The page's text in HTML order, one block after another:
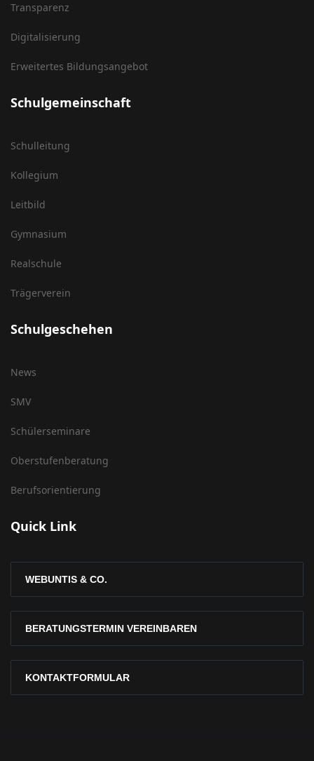
Transparenz
Digitalisierung
Erweitertes Bildungsangebot
Schulgemeinschaft
Schulleitung
Kollegium
Leitbild
Gymnasium
Realschule
Trägerverein
Schulgeschehen
News
SMV
Schülerseminare
Oberstufenberatung
Berufsorientierung
Quick Link
WEBUNTIS & CO.
BERATUNGSTERMIN VEREINBAREN
KONTAKTFORMULAR